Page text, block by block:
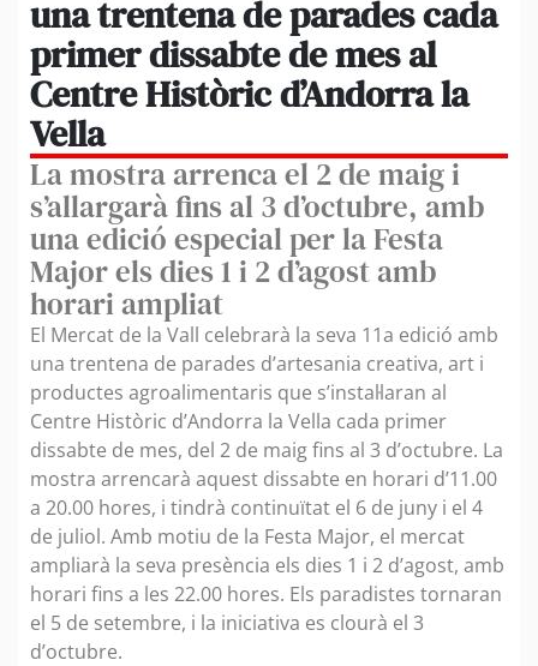
una trentena de parades cada
primer dissabte de mes al
Centre Històric d’Andorra la
Vella
La mostra arrenca el 2 de maig i
s’allargarà fins al 3 d’octubre, amb
una edició especial per la Festa
Major els dies 1 i 2 d’agost amb
horari ampliat
El Mercat de la Vall celebrarà la seva 11a edició amb
una trentena de parades d’artesania creativa, art i
productes agroalimentaris que s’instal·laran al
Centre Històric d’Andorra la Vella cada primer
dissabte de mes, del 2 de maig fins al 3 d’octubre. La
mostra arrencarà aquest dissabte en horari d’11.00
a 20.00 hores, i tindrà continuïtat el 6 de juny i el 4
de juliol. Amb motiu de la Festa Major, el mercat
ampliarà la seva presència els dies 1 i 2 d’agost, amb
horari fins a les 22.00 hores. Els paradistes tornaran
el 5 de setembre, i la iniciativa es clourà el 3
d’octubre.